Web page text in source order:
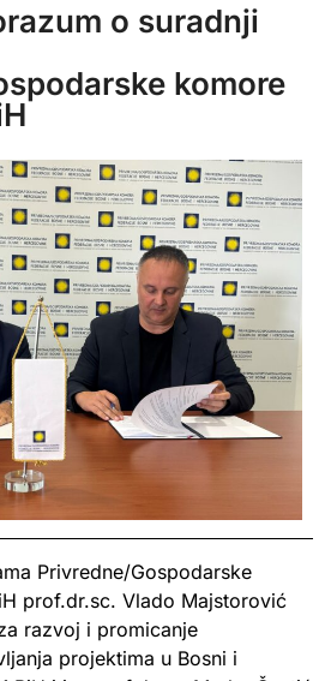
o suradnji
komore
Privredne/Gospodarske
prof.dr.sc. Vlado Majstorović
razvoj i promicanje
projektima u Bosni i